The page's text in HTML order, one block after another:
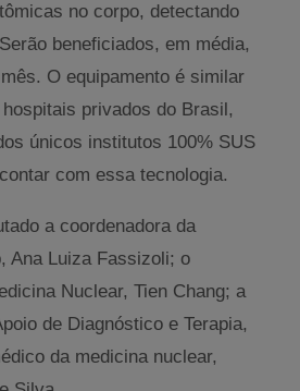
no corpo, detectando
beneficiados, em média,
O equipamento é similar
privados do Brasil,
únicos institutos 100% SUS
com essa tecnologia.
a coordenadora da
Ana Luiza Fassizoli; o
Nuclear, Tien Chang; a
de Diagnóstico e Terapia,
da medicina nuclear,